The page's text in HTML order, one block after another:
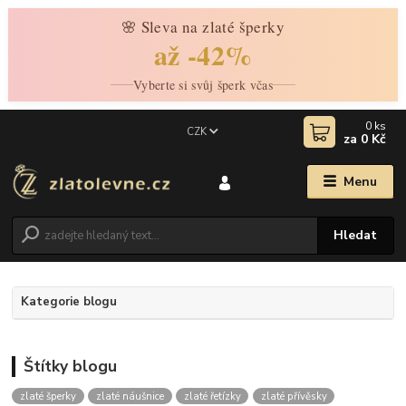
🌸 Sleva na zlaté šperky
až -42%
Vyberte si svůj šperk včas
Menu
CZK
Hledat
0 ks
za 0 Kč
Kategorie blogu
Štítky blogu
zlaté šperky zlaté náušnice zlaté řetízky
zlaté přívěsky